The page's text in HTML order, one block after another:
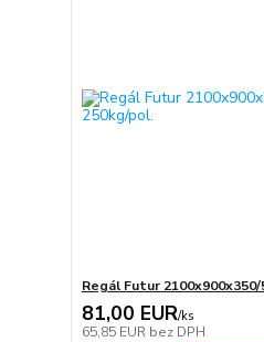
Regál Futur
81,00 EUR/ks
65,85 EUR bez DPH